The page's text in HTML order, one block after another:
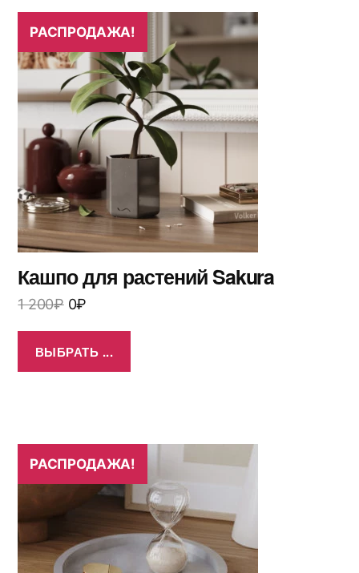
РАСПРОДАЖА!
Кашпо для растений Sakura
1 200₽ 0₽
ВЫБРАТЬ ...
РАСПРОДАЖА!